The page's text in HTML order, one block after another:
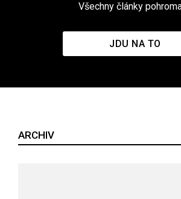
Všechny články
JDU NA TO
ARCHIV